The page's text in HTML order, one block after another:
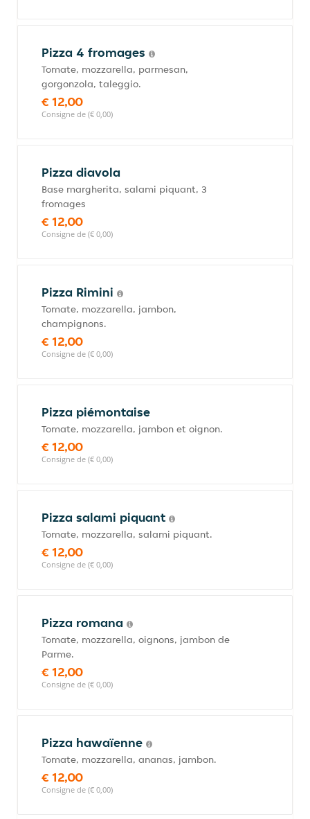
Pizza 4 fromages
Tomate, mozzarella, parmesan,
gorgonzola, taleggio.
€ 12,00
Consigne de (€ 0,00)
Pizza diavola
Base margherita, salami piquant, 3
fromages
€ 12,00
Consigne de (€ 0,00)
Pizza Rimini
Tomate, mozzarella, jambon,
champignons.
€ 12,00
Consigne de (€ 0,00)
Pizza piémontaise
Tomate, mozzarella, jambon et oignon.
€ 12,00
Consigne de (€ 0,00)
Pizza salami piquant
Tomate, mozzarella, salami piquant.
€ 12,00
Consigne de (€ 0,00)
Pizza romana
Tomate, mozzarella, oignons, jambon de
Parme.
€ 12,00
Consigne de (€ 0,00)
Pizza hawaïenne
Tomate, mozzarella, ananas, jambon.
€ 12,00
Consigne de (€ 0,00)